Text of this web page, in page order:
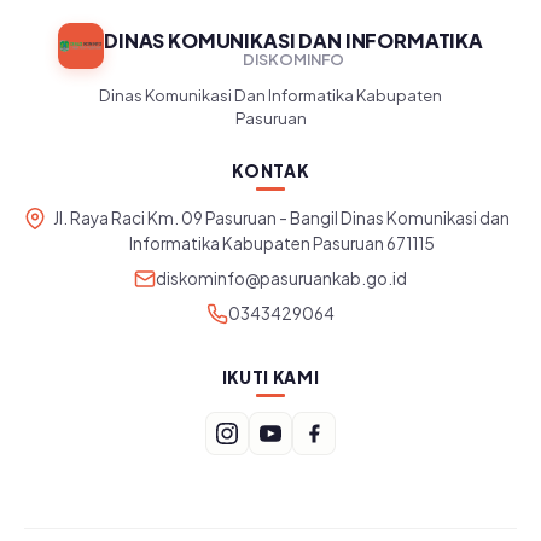
DINAS KOMUNIKASI DAN INFORMATIKA
DISKOMINFO
Dinas Komunikasi Dan Informatika Kabupaten
Pasuruan
KONTAK
Jl. Raya Raci Km. 09 Pasuruan - Bangil Dinas Komunikasi dan
Informatika Kabupaten Pasuruan 671115
diskominfo@pasuruankab.go.id
0343429064
IKUTI KAMI